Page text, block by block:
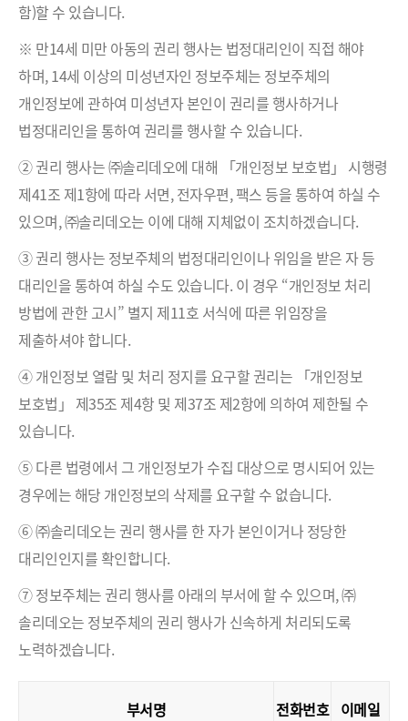
함)할 수 있습니다.
※ 만14세 미만 아동의 권리 행사는 법정대리인이 직접 해야
하며, 14세 이상의 미성년자인 정보주체는 정보주체의
개인정보에 관하여 미성년자 본인이 권리를 행사하거나
법정대리인을 통하여 권리를 행사할 수 있습니다.
② 권리 행사는 ㈜솔리데오에 대해 「개인정보 보호법」 시행령
제41조 제1항에 따라 서면, 전자우편, 팩스 등을 통하여 하실 수
있으며, ㈜솔리데오는 이에 대해 지체없이 조치하겠습니다.
③ 권리 행사는 정보주체의 법정대리인이나 위임을 받은 자 등
대리인을 통하여 하실 수도 있습니다. 이 경우 “개인정보 처리
방법에 관한 고시” 별지 제11호 서식에 따른 위임장을
제출하셔야 합니다.
④ 개인정보 열람 및 처리 정지를 요구할 권리는 「개인정보
보호법」 제35조 제4항 및 제37조 제2항에 의하여 제한될 수
있습니다.
⑤ 다른 법령에서 그 개인정보가 수집 대상으로 명시되어 있는
경우에는 해당 개인정보의 삭제를 요구할 수 없습니다.
⑥ ㈜솔리데오는 권리 행사를 한 자가 본인이거나 정당한
대리인인지를 확인합니다.
⑦ 정보주체는 권리 행사를 아래의 부서에 할 수 있으며, ㈜
솔리데오는 정보주체의 권리 행사가 신속하게 처리되도록
노력하겠습니다.
부서명 전화번호 이메일